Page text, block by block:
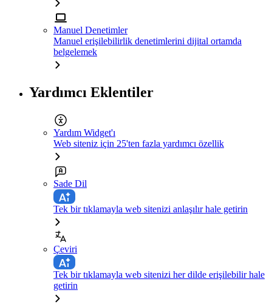
Manuel Denetimler
Manuel erişilebilirlik denetimlerini dijital ortamda
belgelemek
Yardımcı Eklentiler
Yardım Widget'ı
Web siteniz için 25'ten fazla yardımcı özellik
Sade Dil
Tek bir tıklamayla web sitenizi anlaşılır hale getirin
Çeviri
Tek bir tıklamayla web sitenizi her dilde erişilebilir hale
getirin